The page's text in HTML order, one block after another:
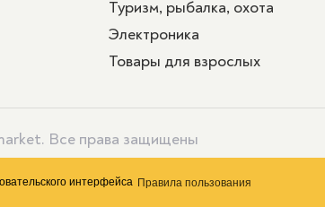
интерфейса Правила пользования
Туризм, рыбалка, охота
Электроника
Товары для взрослых
Все права защищены